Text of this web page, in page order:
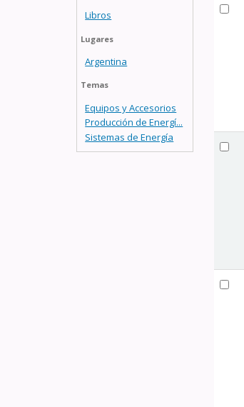
Libros
Lugares
Argentina
Temas
Equipos y Accesorios
Producción de Energí...
Sistemas de Energía